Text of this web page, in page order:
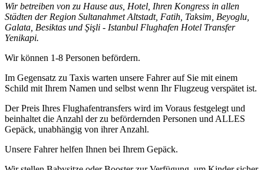
Wir betreiben von zu Hause aus, Hotel, Ihren Kongress in allen
Städten der Region Sultanahmet Altstadt, Fatih, Taksim, Beyoglu,
Galata, Besiktas und Şişli - Istanbul Flughafen Hotel Transfer
Yenikapi.
Wir können 1-8 Personen befördern.
Im Gegensatz zu Taxis warten unsere Fahrer auf Sie mit einem
Schild mit Ihrem Namen und selbst wenn Ihr Flugzeug verspätet ist.
Der Preis Ihres Flughafentransfers wird im Voraus festgelegt und
beinhaltet die Anzahl der zu befördernden Personen und ALLES
Gepäck, unabhängig von ihrer Anzahl.
Unsere Fahrer helfen Ihnen bei Ihrem Gepäck.